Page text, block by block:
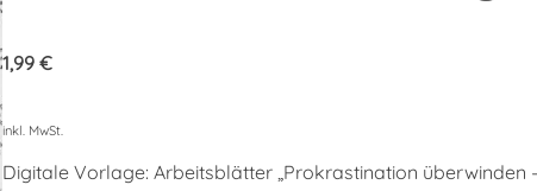
1,99 €
inkl. MwSt.
Digitale Vorlage: Arbeitsblätter „Prokrastination überwinden